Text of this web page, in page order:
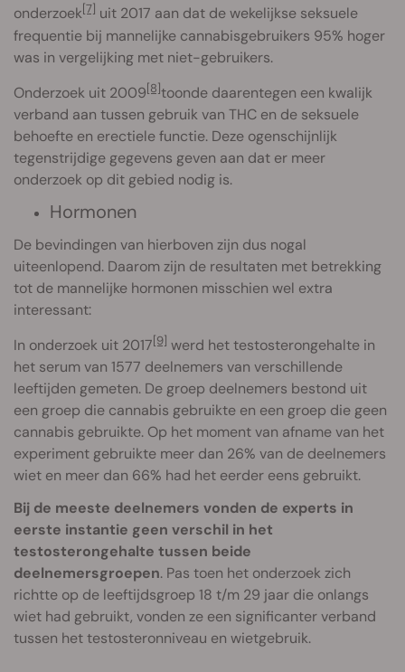
onderzoek[7] uit 2017 aan dat de wekelijkse seksuele
frequentie bij mannelijke cannabisgebruikers 95% hoger
was in vergelijking met niet-gebruikers.
Onderzoek uit 2009[8]toonde daarentegen een kwalijk
verband aan tussen gebruik van THC en de seksuele
behoefte en erectiele functie. Deze ogenschijnlijk
tegenstrijdige gegevens geven aan dat er meer
onderzoek op dit gebied nodig is.
Hormonen
De bevindingen van hierboven zijn dus nogal
uiteenlopend. Daarom zijn de resultaten met betrekking
tot de mannelijke hormonen misschien wel extra
interessant:
In onderzoek uit 2017[9] werd het testosterongehalte in
het serum van 1577 deelnemers van verschillende
leeftijden gemeten. De groep deelnemers bestond uit
een groep die cannabis gebruikte en een groep die geen
cannabis gebruikte. Op het moment van afname van het
experiment gebruikte meer dan 26% van de deelnemers
wiet en meer dan 66% had het eerder eens gebruikt.
Bij de meeste deelnemers vonden de experts in
eerste instantie geen verschil in het
testosterongehalte tussen beide
deelnemersgroepen. Pas toen het onderzoek zich
richtte op de leeftijdsgroep 18 t/m 29 jaar die onlangs
wiet had gebruikt, vonden ze een significanter verband
tussen het testosteronniveau en wietgebruik.